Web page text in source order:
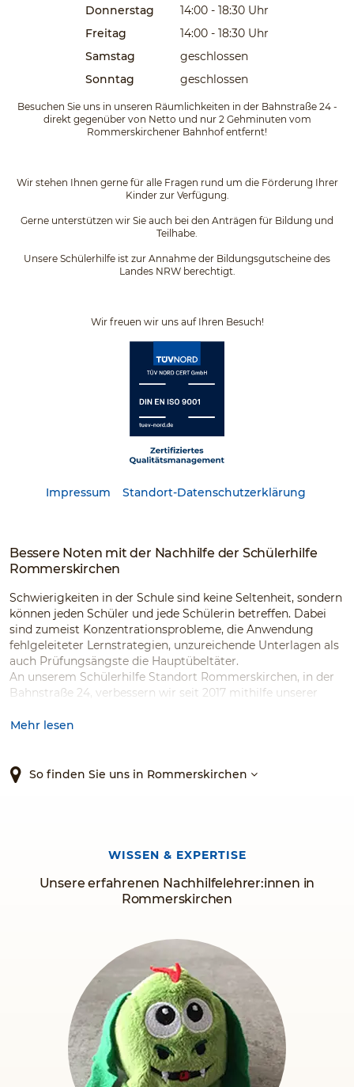
Donnerstag
14:00 - 18:30 Uhr
Freitag
14:00 - 18:30 Uhr
Samstag
geschlossen
Sonntag
geschlossen
Besuchen Sie uns in unseren Räumlichkeiten in der Bahnstraße 24 -
direkt gegenüber von Netto und nur 2 Gehminuten vom
Rommerskirchener Bahnhof entfernt!
Wir stehen Ihnen gerne für alle Fragen rund um die Förderung Ihrer
Kinder zur Verfügung.
Gerne unterstützen wir Sie auch bei den Anträgen für Bildung und
Teilhabe.
Unsere Schülerhilfe ist zur Annahme der Bildungsgutscheine des
Landes NRW berechtigt.
Wir freuen wir uns auf Ihren Besuch!
Impressum Standort-Datenschutzerklärung
Bessere Noten mit der Nachhilfe der Schülerhilfe
Rommerskirchen
Schwierigkeiten in der Schule sind keine Seltenheit, sondern
können jeden Schüler und jede Schülerin betreffen. Dabei
sind zumeist Konzentrationsprobleme, die Anwendung
fehlgeleiteter Lernstrategien, unzureichende Unterlagen als
auch Prüfungsängste die Hauptübeltäter.
An unserem Schülerhilfe Standort Rommerskirchen, in der
Bahnstraße 24, verbessern wir seit 2017 mithilfe unserer
angenehmen Arbeitsumgebung, einem umfangreichen
Ihres Kindes. Ob für den Mathematik-, Deutsch- oder
Englischunterricht, wir bieten Nachhilfe für zahlreiche
Mehr lesen
So finden Sie uns in Rommerskirchen
Unsere erfahrenen Nachhilfelehrer:innen in
Rommerskirchen
WISSEN & EXPERTISE